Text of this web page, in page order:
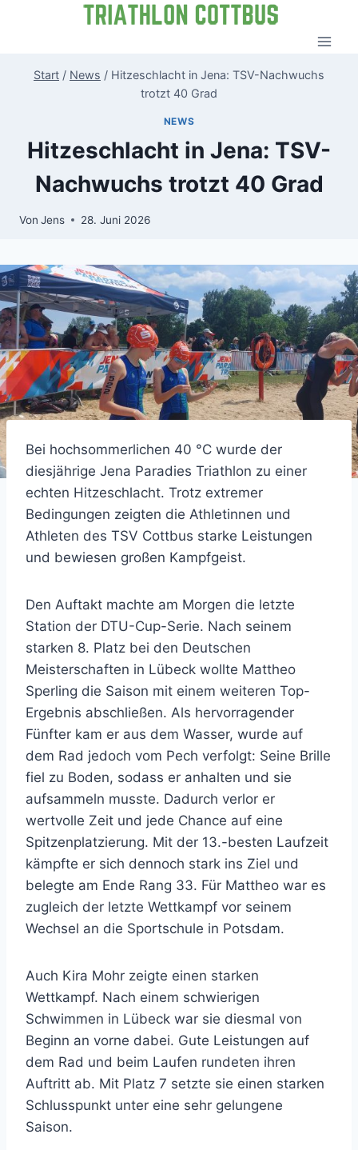
Start / News / Hitzeschlacht in Jena: TSV-Nachwuchs
trotzt 40 Grad
NEWS
Hitzeschlacht in Jena: TSV-
Nachwuchs trotzt 40 Grad
Von Jens 28. Juni 2026
Bei hochsommerlichen 40 °C wurde der
diesjährige Jena Paradies Triathlon zu einer
echten Hitzeschlacht. Trotz extremer
Bedingungen zeigten die Athletinnen und
Athleten des TSV Cottbus starke Leistungen
und bewiesen großen Kampfgeist.
Den Auftakt machte am Morgen die letzte
Station der DTU-Cup-Serie. Nach seinem
starken 8. Platz bei den Deutschen
Meisterschaften in Lübeck wollte Mattheo
Sperling die Saison mit einem weiteren Top-
Ergebnis abschließen. Als hervorragender
Fünfter kam er aus dem Wasser, wurde auf
dem Rad jedoch vom Pech verfolgt: Seine Brille
fiel zu Boden, sodass er anhalten und sie
aufsammeln musste. Dadurch verlor er
wertvolle Zeit und jede Chance auf eine
Spitzenplatzierung. Mit der 13.-besten Laufzeit
kämpfte er sich dennoch stark ins Ziel und
belegte am Ende Rang 33. Für Mattheo war es
zugleich der letzte Wettkampf vor seinem
Wechsel an die Sportschule in Potsdam.
Auch Kira Mohr zeigte einen starken
Wettkampf. Nach einem schwierigen
Schwimmen in Lübeck war sie diesmal von
Beginn an vorne dabei. Gute Leistungen auf
dem Rad und beim Laufen rundeten ihren
Auftritt ab. Mit Platz 7 setzte sie einen starken
Schlusspunkt unter eine sehr gelungene
Saison.